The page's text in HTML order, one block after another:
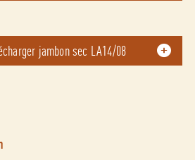
jambon sec LA14/08